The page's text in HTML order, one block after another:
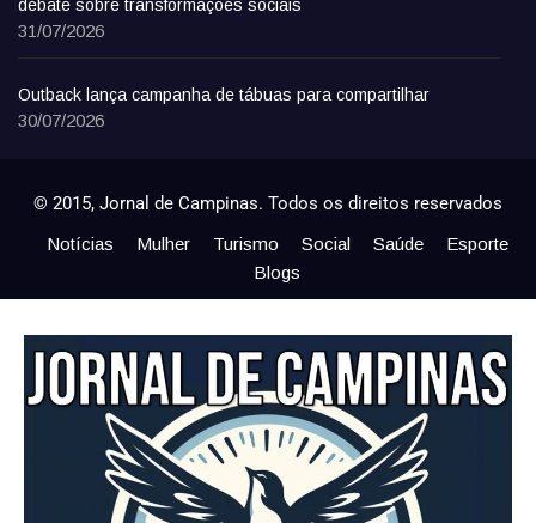
debate sobre transformações sociais
31/07/2026
Outback lança campanha de tábuas para compartilhar
30/07/2026
© 2015, Jornal de Campinas. Todos os direitos reservados
Notícias Mulher Turismo Social Saúde
Esporte
Blogs